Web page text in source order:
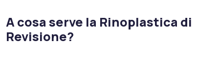
A cosa serve la Rinoplastica di
Revisione?